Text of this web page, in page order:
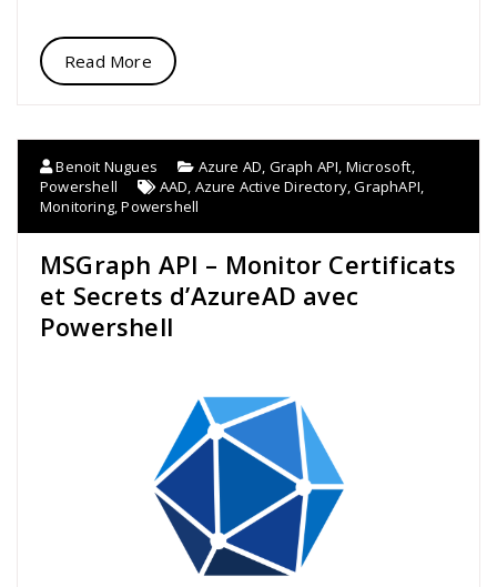
Read More
Benoit Nugues Azure AD Graph API Microsoft
Powershell
AAD Azure Active Directory ,GraphAPI
Monitoring ,Powershell
MSGraph API – Monitor Certificats
et Secrets d’AzureAD avec
Powershell